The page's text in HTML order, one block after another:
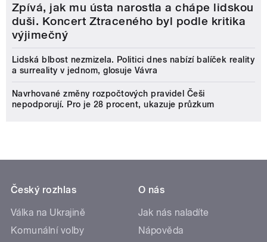
Zpívá, jak mu ústa narostla a chápe lidskou
duši. Koncert Ztraceného byl podle kritika
výjimečný
Lidská blbost nezmizela. Politici dnes nabízí balíček reality
a surreality v jednom, glosuje Vávra
Navrhované změny rozpočtových pravidel Češi
nepodporují. Pro je 28 procent, ukazuje průzkum
Český rozhlas
Válka na Ukrajině
Komunální volby
O nás
Jak nás naladíte
Nápověda